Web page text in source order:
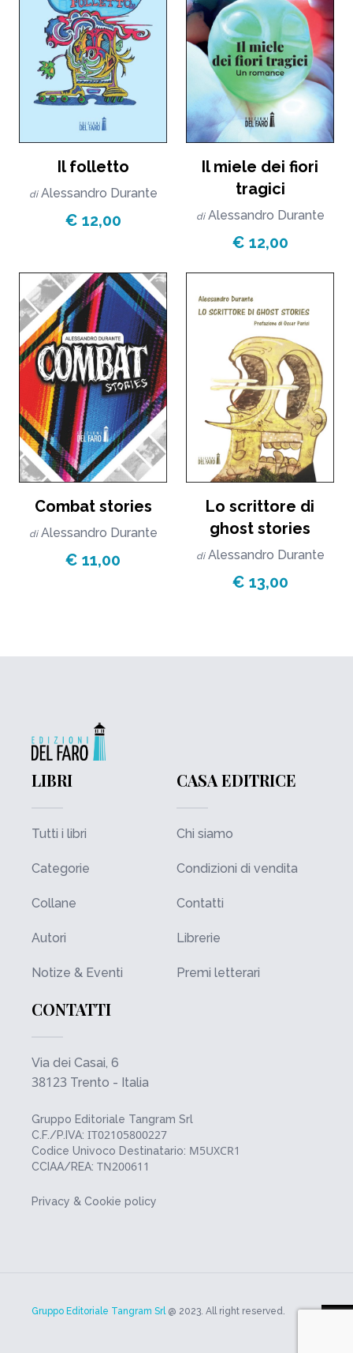
Il folletto
di Alessandro Durante
€ 12,00
Il miele dei fiori
tragici
di Alessandro Durante
€ 12,00
Combat stories
di Alessandro Durante
€ 11,00
Lo scrittore di
ghost stories
di Alessandro Durante
€ 13,00
LIBRI
Tutti i libri
Categorie
Collane
Autori
Notize & Eventi
CASA EDITRICE
Chi siamo
Condizioni di vendita
Contatti
Librerie
Premi letterari
CONTATTI
Via dei Casai, 6
38123 Trento - Italia
Gruppo Editoriale Tangram Srl
C.F./P.IVA: IT02105800227
Codice Univoco Destinatario: M5UXCR1
CCIAA/REA: TN200611
Privacy & Cookie policy
Gruppo Editoriale Tangram Srl @ 2023. All right reserved.